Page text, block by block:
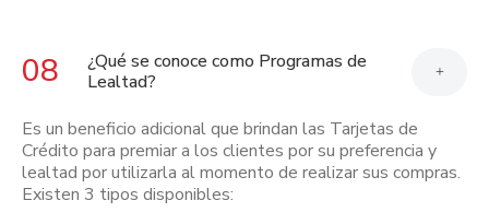
08
¿Qué se conoce como Programas de
Lealtad?
+
Es un beneficio adicional que brindan las Tarjetas de
Crédito para premiar a los clientes por su preferencia y
lealtad por utilizarla al momento de realizar sus compras.
Existen 3 tipos disponibles: